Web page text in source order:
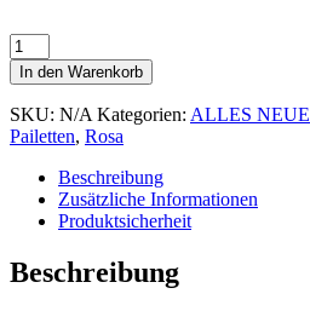
Pailletten
Hose
rose
Menge
In den Warenkorb
SKU: N/A Kategorien: ALLES NEUE
Pailetten, Rosa
Beschreibung
Zusätzliche Informationen
Produktsicherheit
Beschreibung